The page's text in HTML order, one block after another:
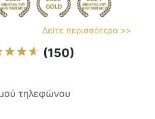
Δείτε περισσότερα >>
(150)
τηλεφώνου